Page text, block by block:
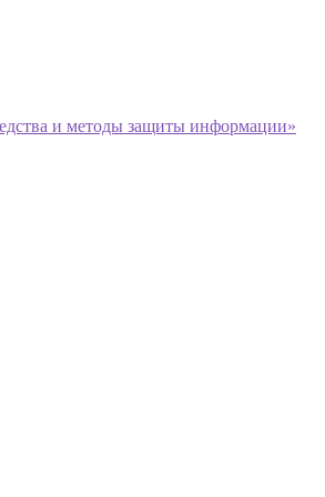
и методы защиты информации»